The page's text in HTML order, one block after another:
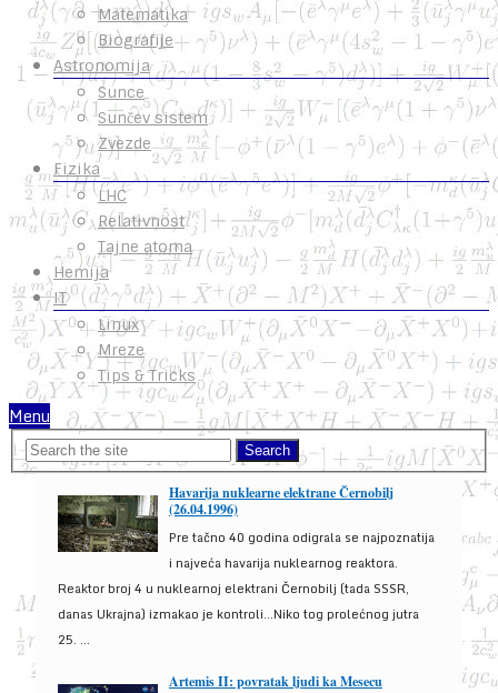
Matematika
Biografije
Astronomija
Sunce
Sunčev sistem
Zvezde
Fizika
LHC
Relativnost
Tajne atoma
Hemija
IT
Linux
Mreze
Tips & Tricks
Menu
Havarija nuklearne elektrane Černobilj
(26.04.1996)
Pre tačno 40 godina odigrala se najpoznatija
i najveća havarija nuklearnog reaktora.
Reaktor broj 4 u nuklearnoj elektrani Černobilj (tada SSSR,
danas Ukrajna) izmakao je kontroli...Niko tog prolećnog jutra
25. ...
Artemis II: povratak ljudi ka Mesecu